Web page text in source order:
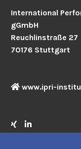
International
gGmbH
Reuchlinstraße 27
70176 Stuttgart
www.ipri-